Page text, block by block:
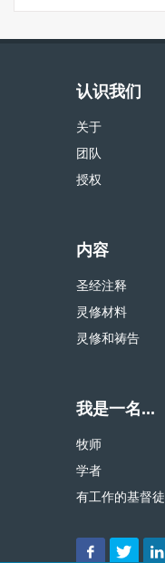
认识我们
关于
团队
授权
内容
圣经注释
灵修材料
灵修和祷告
我是一名...
牧师
学者
有工作的基督徒